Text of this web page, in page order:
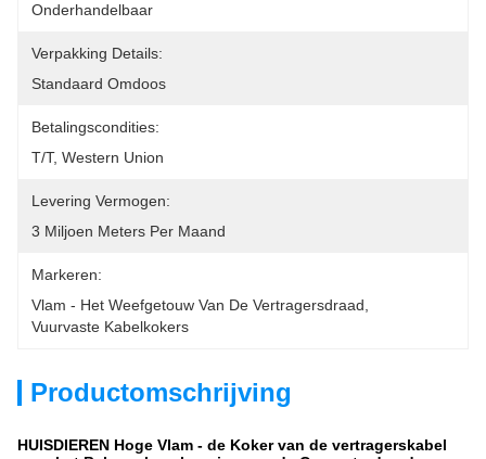
Onderhandelbaar
Verpakking Details:
Standaard Omdoos
Betalingscondities:
T/T, Western Union
Levering Vermogen:
3 Miljoen Meters Per Maand
Markeren:
Vlam - Het Weefgetouw Van De Vertragersdraad
Vuurvaste Kabelkokers
Productomschrijving
HUISDIEREN Hoge Vlam - de Koker van de vertragerskabel